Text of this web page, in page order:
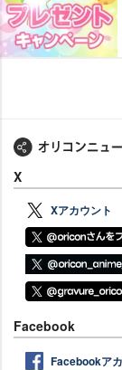
X
Xアカウント
Facebook
Facebookア